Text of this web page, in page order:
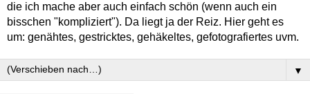
die ich mache aber auch einfach schön (wenn auch ein
bisschen "kompliziert"). Da liegt ja der Reiz. Hier geht es
um: genähtes, gestricktes, gehäkeltes, gefotografiertes uvm.
▼